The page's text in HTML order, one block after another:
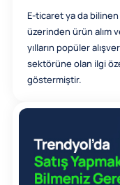
E-ticaret ya da
üzerinden ürün alım
yılların popüler
sektörüne olan ilgi
göstermiştir.